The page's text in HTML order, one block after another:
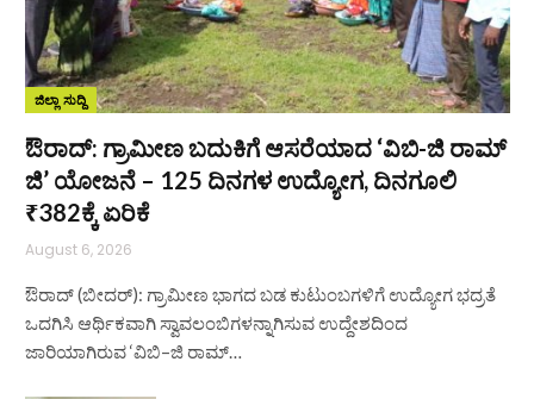
ಜಿಲ್ಲಾ ಸುದ್ದಿ
ಔರಾದ್: ಗ್ರಾಮೀಣ ಬದುಕಿಗೆ ಆಸರೆಯಾದ ‘ವಿಬಿ-ಜಿ ರಾಮ್
ಜಿ’ ಯೋಜನೆ – 125 ದಿನಗಳ ಉದ್ಯೋಗ, ದಿನಗೂಲಿ
₹382ಕ್ಕೆ ಏರಿಕೆ
August 6, 2026
ಔರಾದ್ (ಬೀದರ್): ಗ್ರಾಮೀಣ ಭಾಗದ ಬಡ ಕುಟುಂಬಗಳಿಗೆ ಉದ್ಯೋಗ ಭದ್ರತೆ
ಒದಗಿಸಿ ಆರ್ಥಿಕವಾಗಿ ಸ್ವಾವಲಂಬಿಗಳನ್ನಾಗಿಸುವ ಉದ್ದೇಶದಿಂದ
ಜಾರಿಯಾಗಿರುವ ‘ವಿಬಿ–ಜಿ ರಾಮ್…